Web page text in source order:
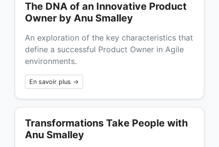
The DNA of an Innovative Product
Owner by Anu Smalley
An exploration of the key characteristics that
define a successful Product Owner in Agile
environments.
En savoir plus →
Transformations Take People with
Anu Smalley